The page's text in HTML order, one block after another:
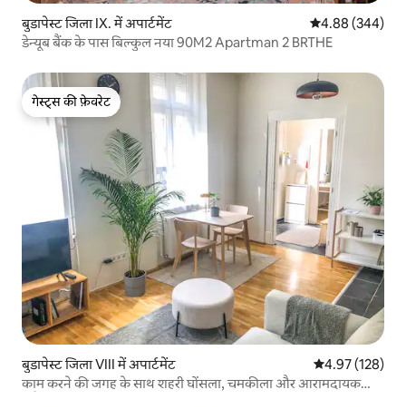
बुडापेस्ट जिला IX. में अपार्टमेंट औसत रेटिंग 5 में से
4.88 (344)
डेन्यूब बैंक के पास बिल्कुल नया 90M2 Apartman 2 BRTHE
गेस्ट्स की फ़ेवरेट
गेस्ट्स की फ़ेवरेट
बुडापेस्ट जिला VIII में अपार्टमेंट औसत रेटिंग 5 में से
4.97 (128)
काम करने की जगह के साथ शहरी घोंसला, चमकीला और आरामदायक